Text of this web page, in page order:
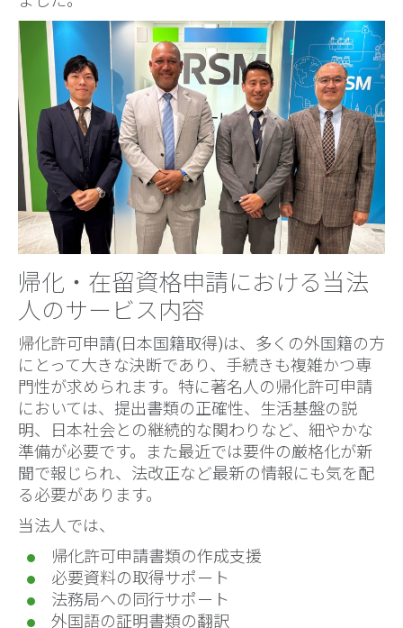
帰化・在留資格申請における当法
人のサービス内容
帰化許可申請(日本国籍取得)は、多くの外国籍の方
にとって大きな決断であり、手続きも複雑かつ専
門性が求められます。特に著名人の帰化許可申請
においては、提出書類の正確性、生活基盤の説
明、日本社会との継続的な関わりなど、細やかな
準備が必要です。また最近では要件の厳格化が新
聞で報じられ、法改正など最新の情報にも気を配
る必要があります。
当法人では、
帰化許可申請書類の作成支援
必要資料の取得サポート
法務局への同行サポート
外国語の証明書類の翻訳